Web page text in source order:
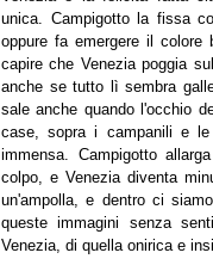
unica. Campigotto la fissa
oppure fa emergere il
capire che Venezia poggia
anche se tutto lì sembra
sale anche quando l'occhio
case, sopra i campanili e
immensa. Campigotto
colpo, e Venezia diventa
un'ampolla, e dentro ci
queste immagini senza
Venezia, di quella onirica e